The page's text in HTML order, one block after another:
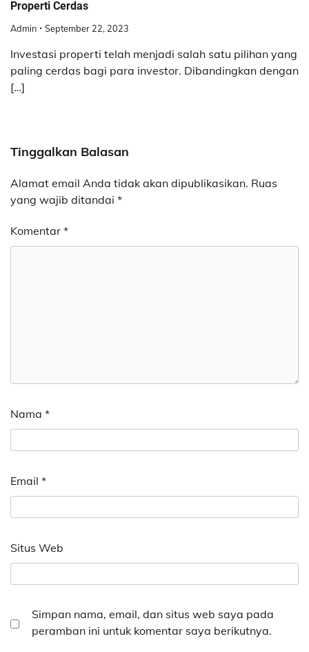
Properti Cerdas
Admin September 22, 2023
Investasi properti telah menjadi salah satu pilihan yang
paling cerdas bagi para investor. Dibandingkan dengan
[…]
Tinggalkan Balasan
Alamat email Anda tidak akan dipublikasikan. Ruas
yang wajib ditandai *
Komentar *
Nama *
Email *
Situs Web
Simpan nama, email, dan situs web saya pada
peramban ini untuk komentar saya berikutnya.